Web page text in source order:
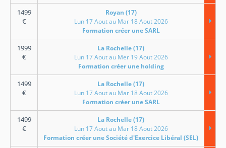
1499
€
Royan (17)
Lun 17 Aout au Mar 18 Aout 2026
Formation créer une SARL
1999
€
La Rochelle (17)
Lun 17 Aout au Mer 19 Aout 2026
Formation créer une holding
1499
€
La Rochelle (17)
Lun 17 Aout au Mar 18 Aout 2026
Formation créer une SARL
1499
€
La Rochelle (17)
Lun 17 Aout au Mar 18 Aout 2026
Formation créer une Société d'Exercice Libéral (SEL)